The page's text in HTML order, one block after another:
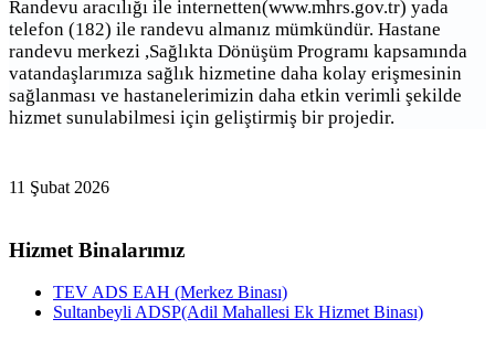
Randevu aracılığı ile internetten(www.mhrs.gov.tr) yada
telefon (182) ile randevu almanız mümkündür. Hastane
randevu merkezi ,Sağlıkta Dönüşüm Programı kapsamında
vatandaşlarımıza sağlık hizmetine daha kolay erişmesinin
sağlanması ve hastanelerimizin daha etkin verimli şekilde
hizmet sunulabilmesi için geliştirmiş bir projedir.
11 Şubat 2026
Hizmet Binalarımız
TEV ADS EAH (Merkez Binası)
Sultanbeyli ADSP(Adil Mahallesi Ek Hizmet Binası)